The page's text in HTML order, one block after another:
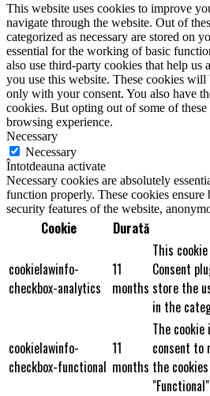
This website uses cookies to improve
navigate through the website. Out of
categorized as necessary are stored on
essential for the working of basic
also use third-party cookies that help us
you use this website. These cookies
only with your consent. You also have
cookies. But opting out of some of
browsing experience.
Necessary
Necessary
Întotdeauna activate
Necessary cookies are absolutely
function properly. These cookies ensure
security features of the website,
Cookie Durată
cookielawinfo-
checkbox-analytics
11
months
This
Consent
store the
in the
cookielawinfo-
checkbox-functional
11
months
The cookie
consent to
the